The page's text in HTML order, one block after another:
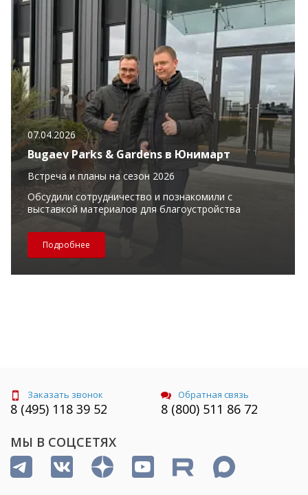
07.04.2026
Bugaev Parks & Gardens в Юнимарт
Встреча и планы на сезон 2026
Обсудили сотрудничество и познакомили с
выставкой материалов для благоустройства
Подробнее
Заказать звонок
8 (495) 118 39 52
Обратная связь
8 (800) 511 86 72
МЫ В СОЦСЕТЯХ